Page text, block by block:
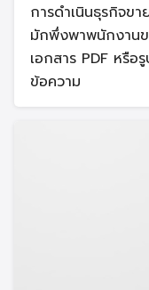
การดำเนินธุรกิจข
มักพึ่งพาพนักงานข
เอกสาร PDF หรื
ข้อความ